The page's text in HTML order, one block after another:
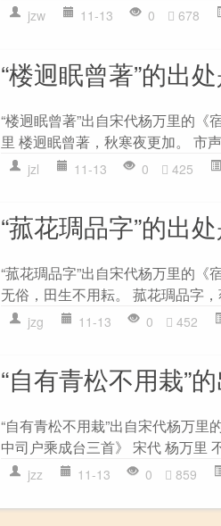
jzw 11-13 0 678
“楼迥眠曾著”的出
“楼迥眠曾著”出自宋代杨万里的《
里 楼迥眠曾著，秋寒夜更加。 市
jzl 11-13 0 425
“菰花琱品字”的出
“菰花琱品字”出自宋代杨万里的《
无俗，田生不用耘。 菰花琱品字
jzg 11-13 0 452
“自有青松不用栽”
“自有青松不用栽”出自宋代杨万里
中司户乘成台三首》 宋代 杨万里
jzz 11-13 0 859